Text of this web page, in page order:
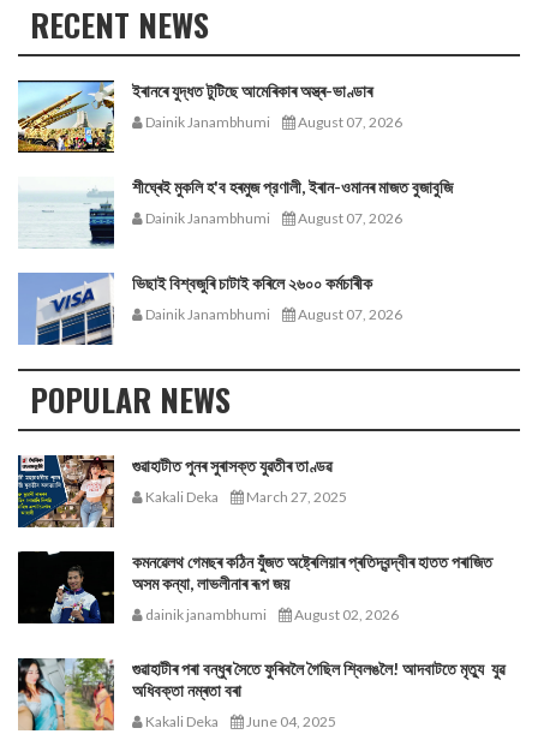
RECENT NEWS
ইৰানৰে যুদ্ধত টুটিছে আমেৰিকাৰ অস্ত্ৰ-ভাণ্ডাৰ
Dainik Janambhumi August 07, 2026
শীঘ্ৰেই মুকলি হ'ব হৰমুজ প্রণালী, ইৰান-ওমানৰ মাজত বুজাবুজি
Dainik Janambhumi August 07, 2026
ভিছাই বিশ্বজুৰি চাটাই কৰিলে ২৬০০ কৰ্মচাৰীক
Dainik Janambhumi August 07, 2026
POPULAR NEWS
গুৱাহাটীত পুনৰ সুৰাসক্ত যুৱতীৰ তাণ্ডৱ
Kakali Deka March 27, 2025
কমনৱেলথ গেমছৰ কঠিন যুঁজত অষ্ট্ৰেলিয়াৰ প্ৰতিদ্বন্দ্বীৰ হাতত পৰাজিত
অসম কন্যা, লাভলীনাৰ ৰূপ জয়
dainik janambhumi August 02, 2026
গুৱাহাটীৰ পৰা বন্ধুৰ সৈতে ফুৰিবলৈ গৈছিল শ্বিলঙলৈ! আদবাটতে মৃত্যু যুৱ
অধিবক্তা নম্ৰতা বৰা
Kakali Deka June 04, 2025